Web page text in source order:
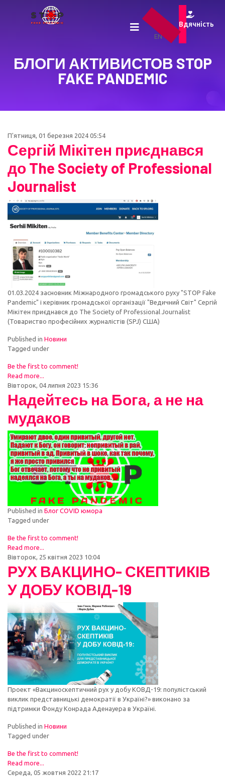
UA
EN
Вдячність
БЛОГИ АКТИВИСТОВ STOP
FAKE PANDEMIC
П'ятниця, 01 березня 2024 05:54
Сергій Мікітен приєднався
до The Society of Professional
Journalist
01.03.2024 засновник Міжнародного громадського руху "STOP Fake
Pandemic" і керівник громадської організації "Ведичний Світ" Сергій
Мікітен приєднався до The Society of Professional Journalist
(Товариство професійних журналістів (SPJ) США)
Published in Новини
Tagged under
Be the first to comment!
Read more...
Вівторок, 04 липня 2023 15:36
Надейтесь на Бога, а не на
мудаков
Published in Блог COVID юмора
Tagged under
Be the first to comment!
Read more...
Вівторок, 25 квітня 2023 10:04
РУХ ВАКЦИНО- СКЕПТИКІВ
У ДОБУ КОВІД-19
Проект «Вакциноскептичний рух у добу КОВД-19: популістський
виклик представницькі демократії в Україні?» виконано за
підтримки Фонду Конрада Аденауера в Україні.
Published in Новини
Tagged under
Be the first to comment!
Read more...
Середа, 05 жовтня 2022 21:17